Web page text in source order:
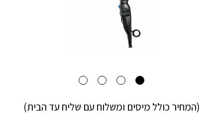
(המחיר כולל מיסים ומשלוח עם שליח עד הבית)